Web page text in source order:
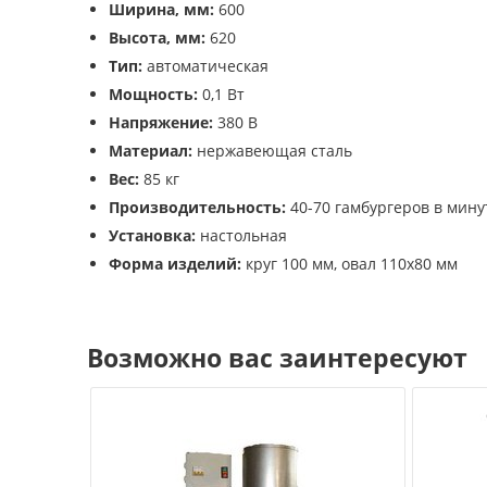
Ширина, мм: 600
Высота, мм: 620
Тип: автоматическая
Мощность: 0,1 Вт
Напряжение: 380 В
Материал: нержавеющая сталь
Вес: 85 кг
Производительность: 40-70 гамбургеров в
Установка: настольная
Форма изделий: круг 100 мм, овал 110х80 мм
Возможно вас заинтересуют